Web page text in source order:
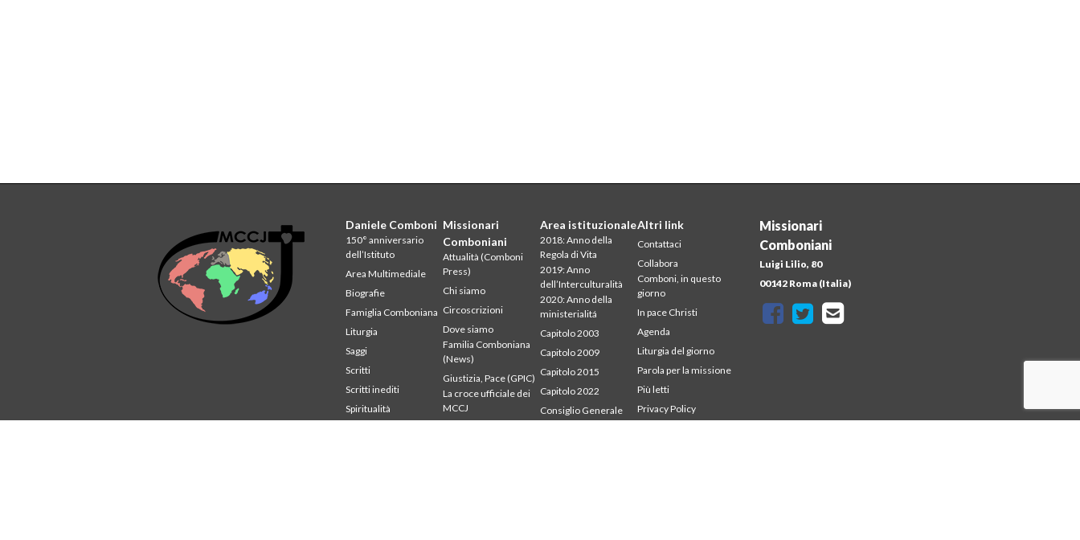
Missionari
Comboniani
Luigi Lilio, 80
00142 Roma (Italia)
Daniele Comboni
150° anniversario
dell’Istituto
Area Multimediale
Biografie
Famiglia Comboniana
Liturgia
Saggi
Scritti
Scritti inediti
Spiritualità
Studium
Missionari
Comboniani
Attualità (Comboni
Press)
Chi siamo
Circoscrizioni
Dove siamo
Familia Comboniana
(News)
Giustizia, Pace (GPIC)
La croce ufficiale dei
MCCJ
Area istituzionale
2018: Anno della
Regola di Vita
2019: Anno
dell’Interculturalità
2020: Anno della
ministerialitá
Capitolo 2003
Capitolo 2009
Capitolo 2015
Capitolo 2022
Consiglio Generale
Altri link
Contattaci
Collabora
Comboni, in questo
giorno
In pace Christi
Agenda
Liturgia del giorno
Parola per la missione
Più letti
Privacy Policy
Segretariato della